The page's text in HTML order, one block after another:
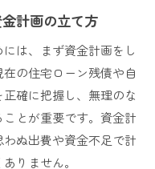
の違いを徹底解説
ンの違いを比較
済リスク解説
用メリット
の選び方ポイント
入条件の違い
計画の立て方
は、まず資金計画をし
の住宅ローン残債や自
確に把握し、無理のな
とが重要です。資金計
ぬ出費や資金不足で計
りません。